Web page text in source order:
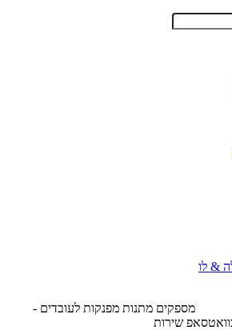
& לו
מפנקות לעובדים -
שירות